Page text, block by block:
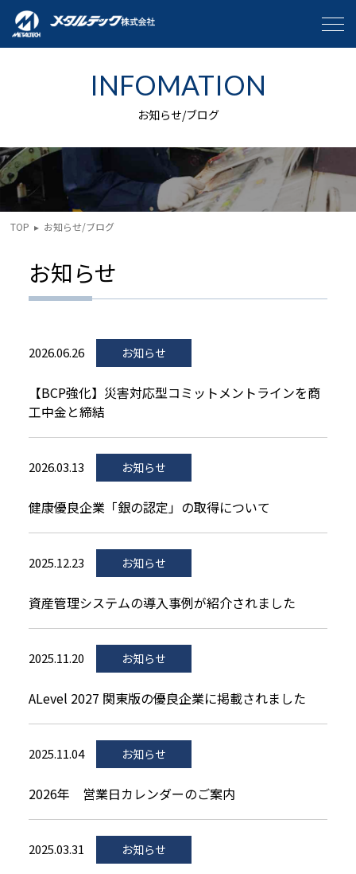
INFOMATION
お知らせ/ブログ
TOP ▸ お知らせ/ブログ
お知らせ
2026.06.26 お知らせ
【BCP強化】災害対応型コミットメントラインを商
工中金と締結
2026.03.13 お知らせ
健康優良企業「銀の認定」の取得について
2025.12.23 お知らせ
資産管理システムの導入事例が紹介されました
2025.11.20 お知らせ
ALevel 2027 関東版の優良企業に掲載されました
2025.11.04 お知らせ
2026年 営業日カレンダーのご案内
2025.03.31 お知らせ